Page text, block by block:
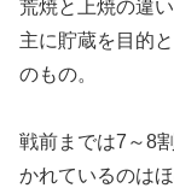
荒焼と上焼の違
主に貯蔵を目的
のもの。
戦前までは7～8
かれているのは